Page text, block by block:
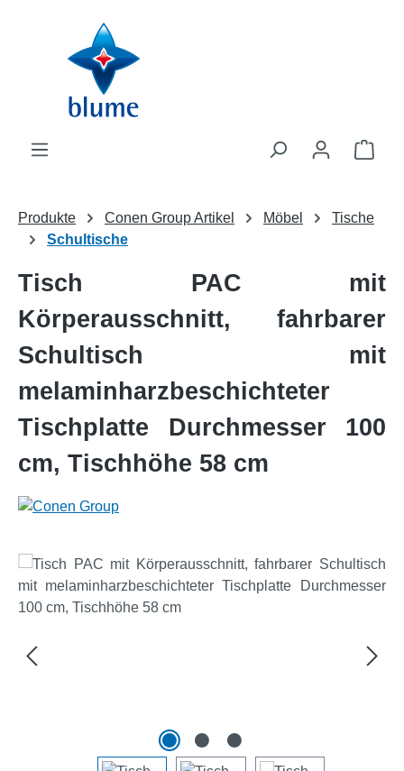
Zum Hauptinhalt springen
Produkte Conen Group Artikel Möbel
Tische
Schultische
Tisch PAC mit
Körperausschnitt, fahrbarer
Schultisch mit
melaminharzbeschichteter
Tischplatte Durchmesser 100
cm, Tischhöhe 58 cm
Bildergalerie überspringen